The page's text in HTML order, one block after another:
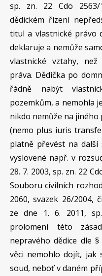
sp. zn. 22 Cdo 2563/
dědickém řízení
titul a vlastnické právo
deklaruje a nemůže
vlastnické vztahy,
práva. Dědička po
řádně nabýt
pozemkům, a nemohla
nikdo nemůže na jiného
(nemo plus iuris
platně převést na
vyslovené např. v
28. 7. 2003, sp. zn. 22
Souboru civilních
2060, svazek 26/2004,
ze dne 1. 6. 2011,
prolomení této
nepravého dědice dle
věci nemohlo dojít, jak
soud, neboť v daném